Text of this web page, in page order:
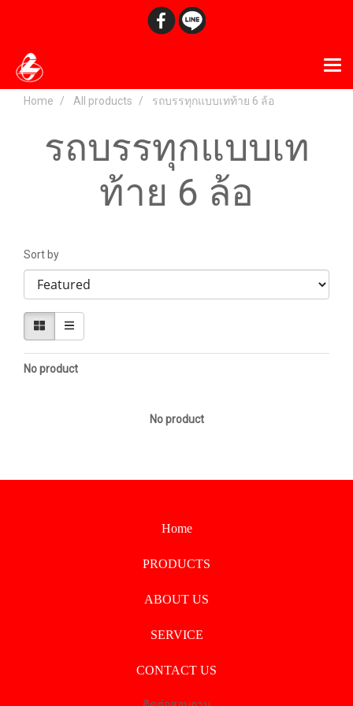
Home All products รถบรรทุกแบบเทท้าย 6 ล้อ
รถบรรทุกแบบเท
ท้าย 6 ล้อ
Sort by
No product
No product
Home
PRODUCTS
ABOUT US
SERVICE
CONTACT US